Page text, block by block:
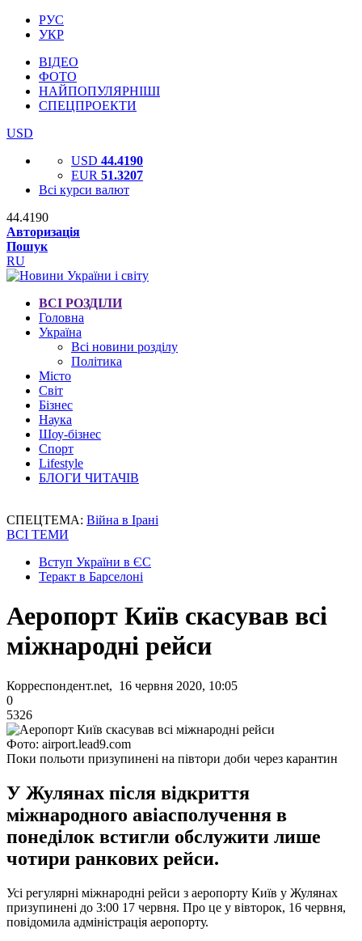
РУС
УКР
ВІДЕО
ФОТО
НАЙПОПУЛЯРНІШІ
СПЕЦПРОЕКТИ
USD
USD 44.4190
EUR 51.3207
Всі курси валют
44.4190
Авторизація
Пошук
RU
ВСІ РОЗДІЛИ
Головна
Україна
Всі новини розділу
Політика
Місто
Світ
Бізнес
Наука
Шоу-бізнес
Спорт
Lifestyle
БЛОГИ ЧИТАЧІВ
СПЕЦТЕМА: Війна в Ірані
ВСІ ТЕМИ
Вступ України в ЄС
Теракт в Барселоні
Аеропорт Київ скасував всі
міжнародні рейси
Корреспондент.net, 16 червня 2020, 10:05
0
5326
Фото: airport.lead9.com
Поки польоти призупинені на півтори доби через карантин
У Жулянах після відкриття
міжнародного авіасполучення в
понеділок встигли обслужити лише
чотири ранкових рейси.
Усі регулярні міжнародні рейси з аеропорту Київ у Жулянах
призупинені до 3:00 17 червня. Про це у вівторок, 16 червня,
повідомила адміністрація аеропорту.